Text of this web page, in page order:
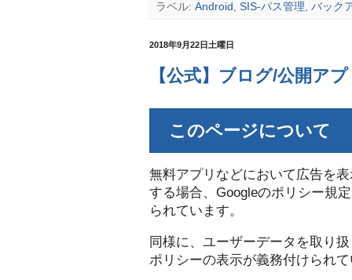
ラベル: Android , SIS-パス管理, バック
2018年9月22日土曜日
【公式】ブログ/公開ア
このページについて
無料アプリなどにおいて広告を
する場合、Googleのポリシー規
られています。
同様に、ユーザーデータを取り
ポリシーの表示が義務付けられ